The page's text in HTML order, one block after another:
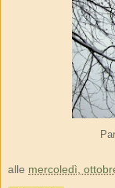
alle mercoledì,